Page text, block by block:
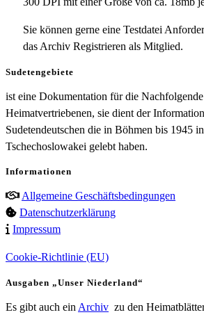
Sie können gerne eine Testdatei
das Archiv Registrieren als Mitglied.
Sudetengebiete
ist eine Dokumentation für die
Heimatvertriebenen, sie dient der
Sudetendeutschen die in Böhmen bis 1945
Tschechoslowakei gelebt haben.
Informationen
Allgemeine Geschäftsbedingungen
Datenschutzerklärung
Impressum
Cookie-Richtlinie (EU)
Ausgaben „Unser Niederland“
Es gibt auch ein Archiv zu den